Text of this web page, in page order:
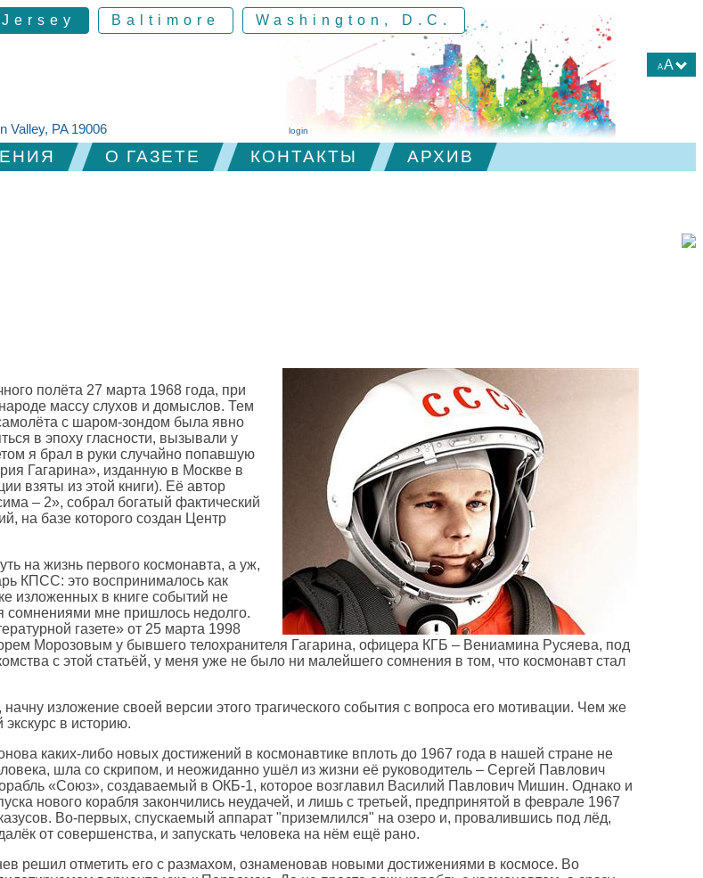
Baltimore
Washington, D.C.
Valley, PA 19006
login
О ГАЗЕТЕ КОНТАКТЫ АРХИВ
AA
А
полёта 27 марта 1968 года, при
массу слухов и домыслов. Тем
с шаром-зондом была явно
в эпоху гласности, вызывали у
я брал в руки случайно попавшую
Гагарина», изданную в Москве в
взяты из этой книги). Её автор
– 2», собрал богатый фактический
на базе которого создан Центр
на жизнь первого космонавта, а уж,
КПСС: это воспринималось как
изложенных в книге событий не
сомнениями мне пришлось недолго.
газете» от 25 марта 1998
Морозовым у бывшего телохранителя Гагарина, офицера КГБ – Вениамина Русяева, под
с этой статьёй, у меня уже не было ни малейшего сомнения в том, что космонавт стал
изложение своей версии этого трагического события с вопроса его мотивации. Чем же
в историю.
каких-либо новых достижений в космонавтике вплоть до 1967 года в нашей стране не
шла со скрипом, и неожиданно ушёл из жизни её руководитель – Сергей Павлович
«Союз», создаваемый в ОКБ-1, которое возглавил Василий Павлович Мишин. Однако и
нового корабля закончились неудачей, и лишь с третьей, предпринятой в феврале 1967
Во-первых, спускаемый аппарат "приземлился" на озеро и, провалившись под лёд,
от совершенства, и запускать человека на нём ещё рано.
решил отметить его с размахом, ознаменовав новыми достижениями в космосе. Во